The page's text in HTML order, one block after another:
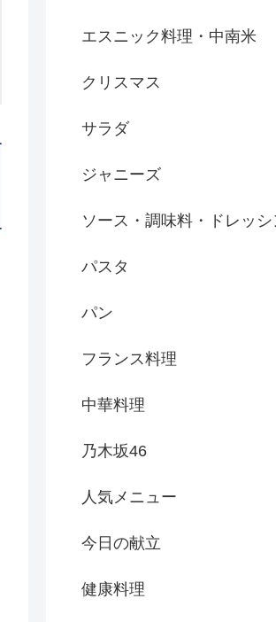
エスニック料理・中南米
クリスマス
サラダ
ジャニーズ
ソース・調味料・ドレッ
パスタ
パン
フランス料理
中華料理
乃木坂46
人気メニュー
今日の献立
健康料理